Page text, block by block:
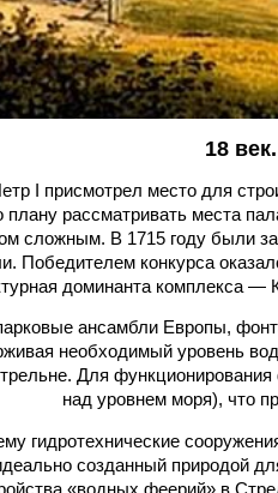
18
I присмотрел место для
плану рассматривать места
сложным. В 1715 году были
Победителем конкурса
доминанта комплекса —
ансамбли Европы,
необходимый уровень
Для
над уровнем моря), что
гидротехнические
созданный природой